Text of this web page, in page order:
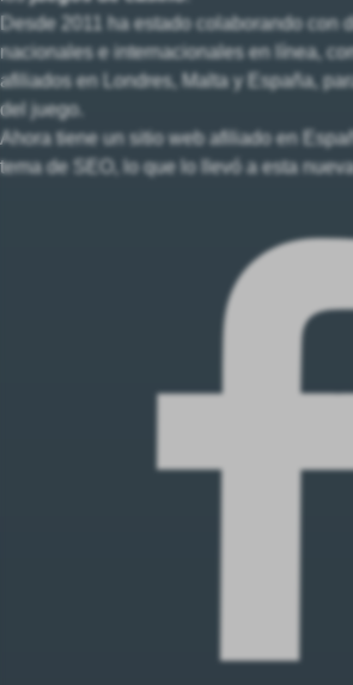
Desde 2011 ha estado colaborando con
nacionales e internacionales en línea,
afiliados en Londres, Malta y España,
del juego.
Ahora tiene un sitio web afiliado en
tema de SEO, lo que lo llevó a esta